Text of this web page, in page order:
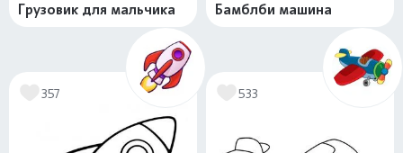
Грузовик для мальчика Бамблби машина
357 533